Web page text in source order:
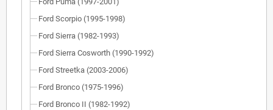
Ford Scorpio (1995-1998)
Ford Sierra (1982-1993)
Ford Sierra Cosworth (1990-1992)
Ford Streetka (2003-2006)
Ford Bronco (1975-1996)
Ford Bronco II (1982-1992)